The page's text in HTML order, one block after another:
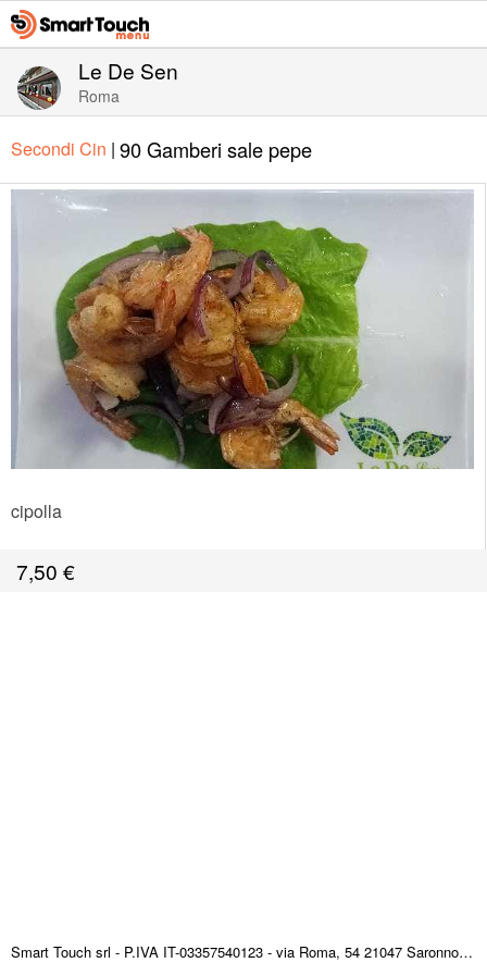
Le De Sen
Roma
Secondi Cin | 90 Gamberi sale pepe
cipolla
7,50 €
Smart Touch srl - P.IVA IT-03357540123 - via Roma, 54 21047 Saronno (VA) ITALY